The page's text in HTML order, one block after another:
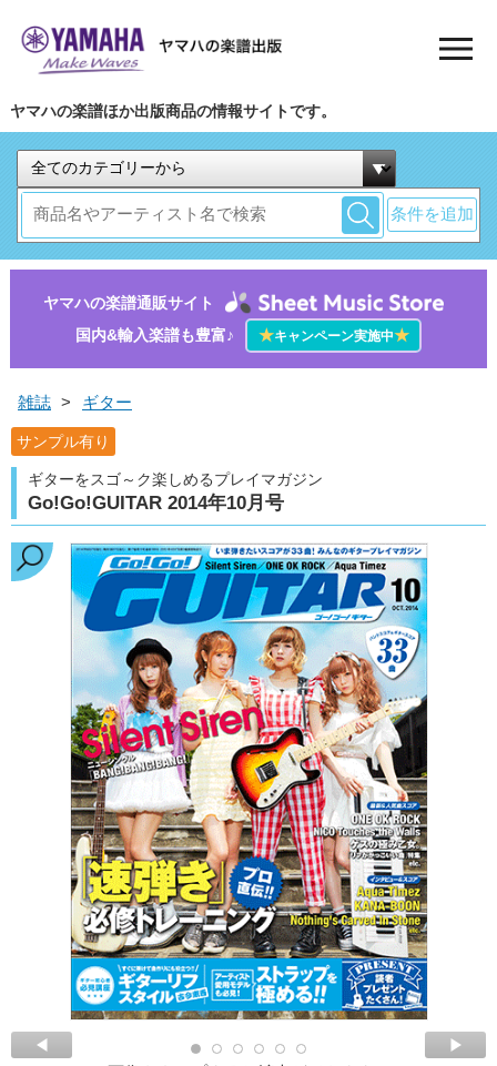
ヤマハの楽譜ほか出版商品の情報サイトです。
条件を追加
ヤマハの楽譜通販サイト
国内&輸入楽譜も豊富♪
★キャンペーン実施中★
雑誌 > ギター
サンプル有り
ギターをスゴ～ク楽しめるプレイマガジン
Go!Go!GUITAR 2014年10月号